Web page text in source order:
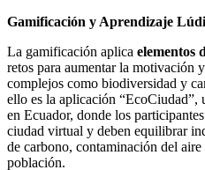
Gamificación y Aprendizaje
La gamificación aplica elementos
retos para aumentar la motivación
complejos como biodiversidad y
ello es la aplicación “EcoCiudad”,
en Ecuador, donde los
ciudad virtual y deben equilibrar
de carbono, contaminación del
población.